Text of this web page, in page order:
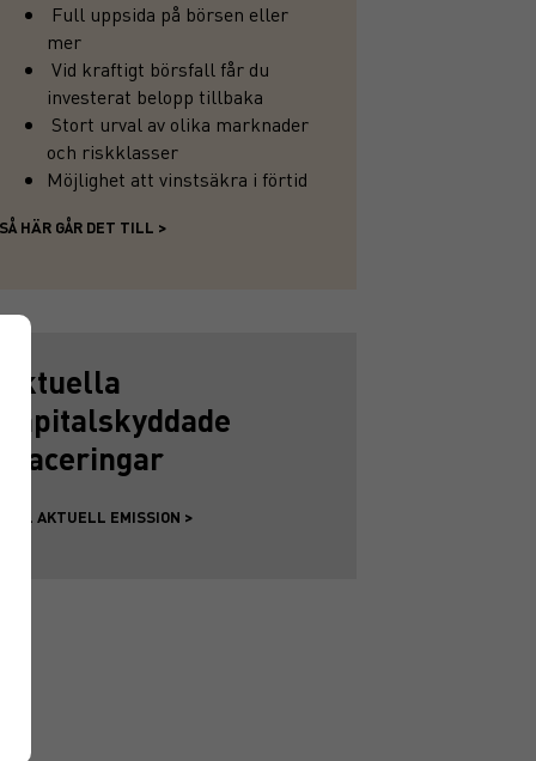
Full uppsida på börsen eller
mer
Vid kraftigt börsfall får du
investerat belopp tillbaka
Stort urval av olika marknader
och riskklasser
Möjlighet att vinstsäkra i förtid
HÄR GÅR DET TILL >
AKTUELL EMISSION >